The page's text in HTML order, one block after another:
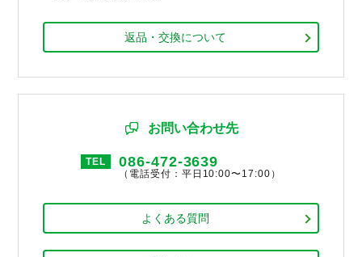
返品・交換について
お問い合わせ先
TEL 086-472-3639
（電話受付：平日10:00〜17:00）
よくある質問